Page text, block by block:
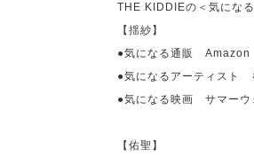
THE KIDDIEの＜気にな
【揺紗】
●気になる通販 Amazon
●気になるアーティスト
●気になる映画 サマーウ
【佑聖】